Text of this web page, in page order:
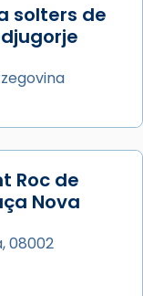
lloc la
al
apostòlica
i als
Barcelona.
cardenal Joan
i l’ha
Barcelona,
solters de
Roc de
Nova
08002